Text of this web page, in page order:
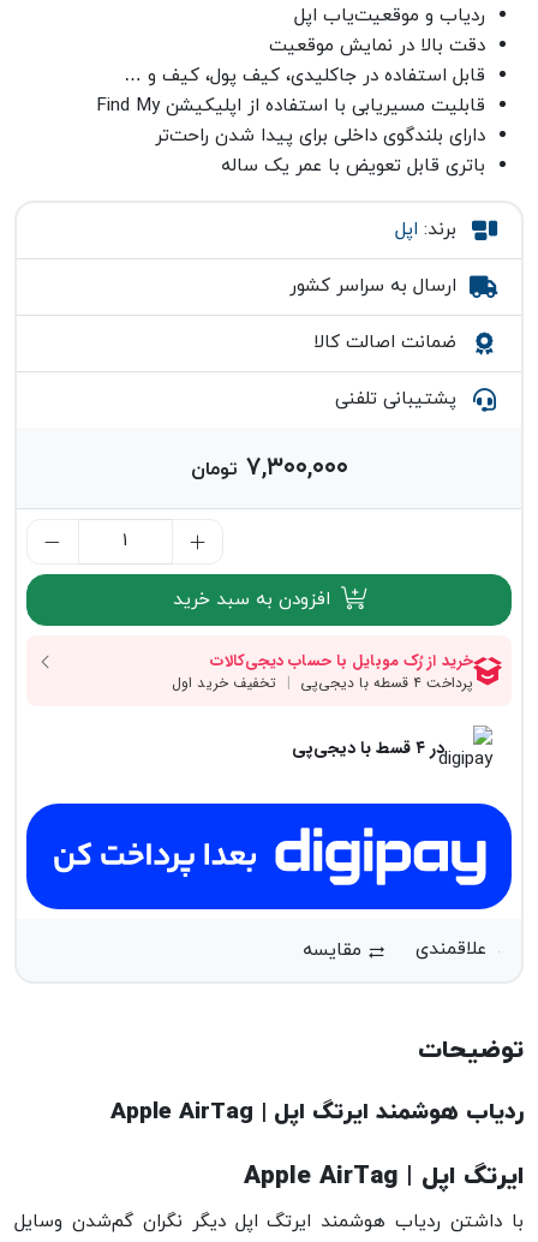
ردیاب و موقعیت‌یاب اپل
دقت بالا در نمایش موقعیت
قابل استفاده در جاکلیدی، کیف پول، کیف و …
قابلیت مسیریابی با استفاده از اپلیکیشن Find My
دارای بلندگوی داخلی برای پیدا شدن راحت‌تر
باتری قابل تعویض با عمر یک ساله
برند: اپل
ارسال به سراسر کشور
ضمانت اصالت کالا
پشتیبانی تلفنی
۷,۳۰۰,۰۰۰ تومان
افزودن به سبد خرید
در ۴ قسط با دیجی‌پی
مقایسه
توضیحات
ردیاب هوشمند ایرتگ اپل | Apple AirTag
ایرتگ اپل | Apple AirTag
با داشتن ردیاب هوشمند ایرتگ اپل دیگر نگران گم‌شدن وسایل